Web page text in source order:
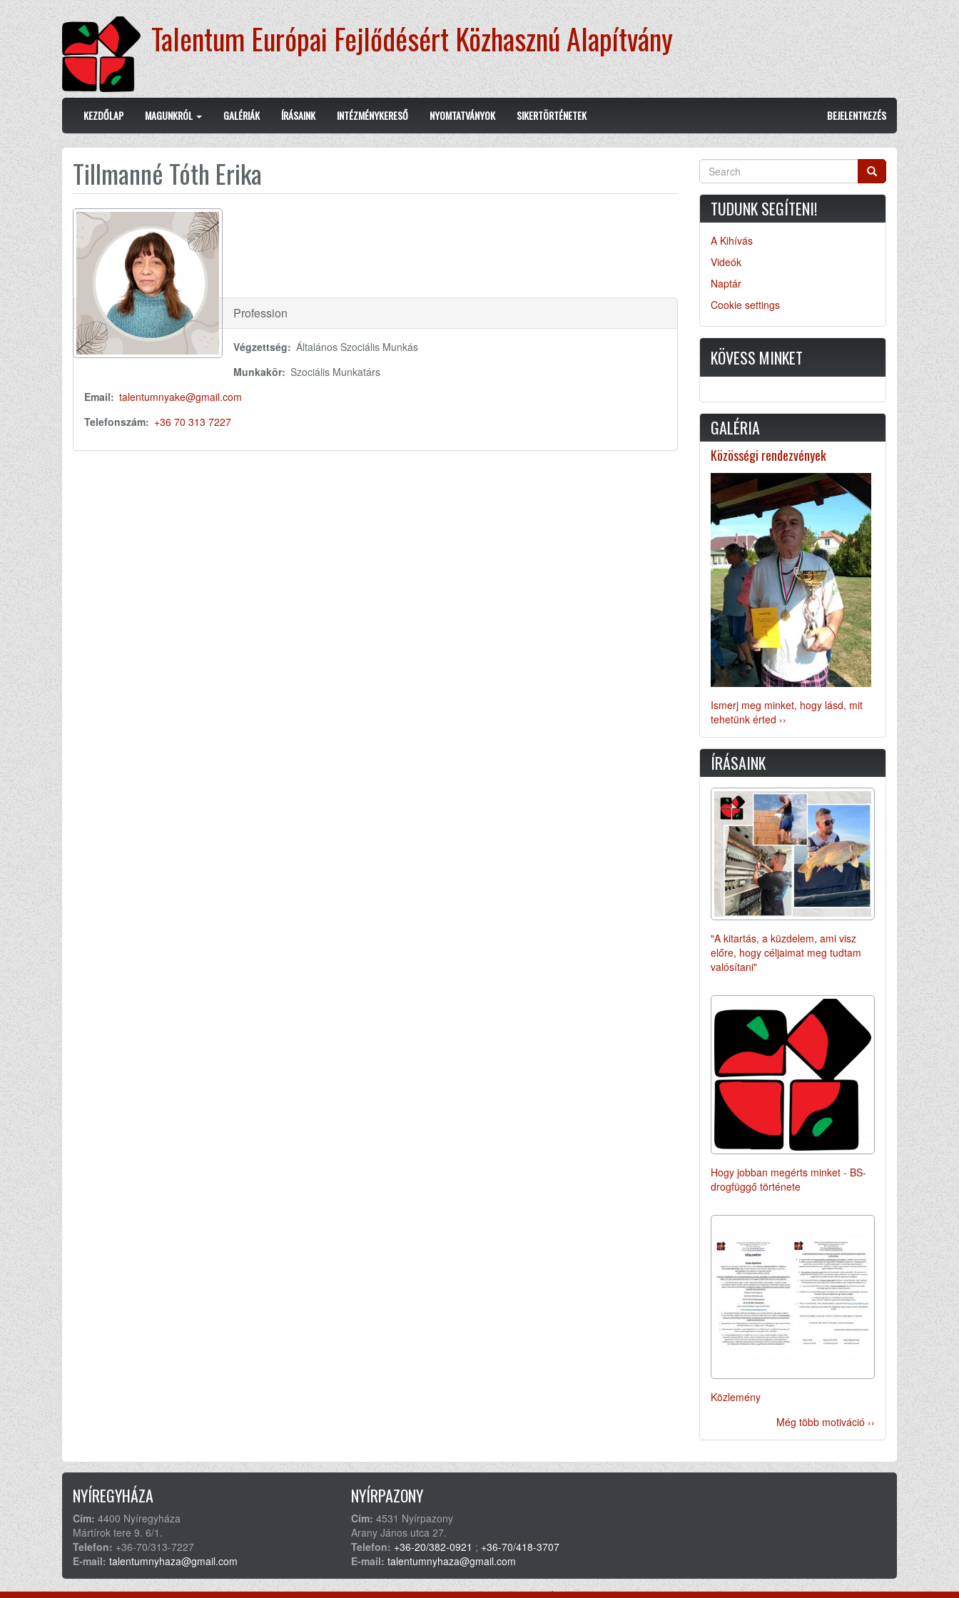
Ugrás
a
tartalomra
Talentum Európai Fejlődésért Közhasznú Alapítvány
Main
navigation
KEZDŐLAP MAGUNKRÓL GALÉRIÁK ÍRÁSAINK INTÉZMÉNYKERESŐ NYOMTATVÁNYOK SIKERTÖRTÉNETEK
User
account
menu
BEJELENTKEZÉS
Tillmanné Tóth Erika
Profession
Végzettség
Általános Szociális Munkás
Munkakör Szociális Munkatárs
Email: talentumnyake@gmail.com
Telefonszám
+36 70 313 7227
Search Search
TUDUNK SEGÍTENI!
A Kihívás
Videók
Naptár
Cookie settings
KÖVESS MINKET
GALÉRIA
Közösségi rendezvények
Ismerj meg minket, hogy lásd, mit
tehetünk érted ››
ÍRÁSAINK
"A kitartás, a küzdelem, ami visz
előre, hogy céljaimat meg tudtam
valósítani"
Hogy jobban megérts minket - BS-
drogfüggő története
Közlemény
Még több motiváció ››
NYÍREGYHÁZA
Cím: 4400 Nyíregyháza
Mártírok tere 9. 6/1.
Telefon: +36-70/313-7227
E-mail: talentumnyhaza@gmail.com
NYÍRPAZONY
Cím: 4531 Nyírpazony
Arany János utca 27.
Telefon: +36-20/382-0921 ; +36-70/418-3707
E-mail: talentumnyhaza@gmail.com